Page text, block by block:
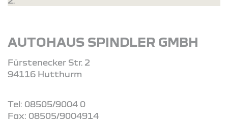
AUTOHAUS SPINDLER GMBH
Fürstenecker Str. 2
94116 Hutthurm
Tel: 08505/9004 0
Fax: 08505/9004914